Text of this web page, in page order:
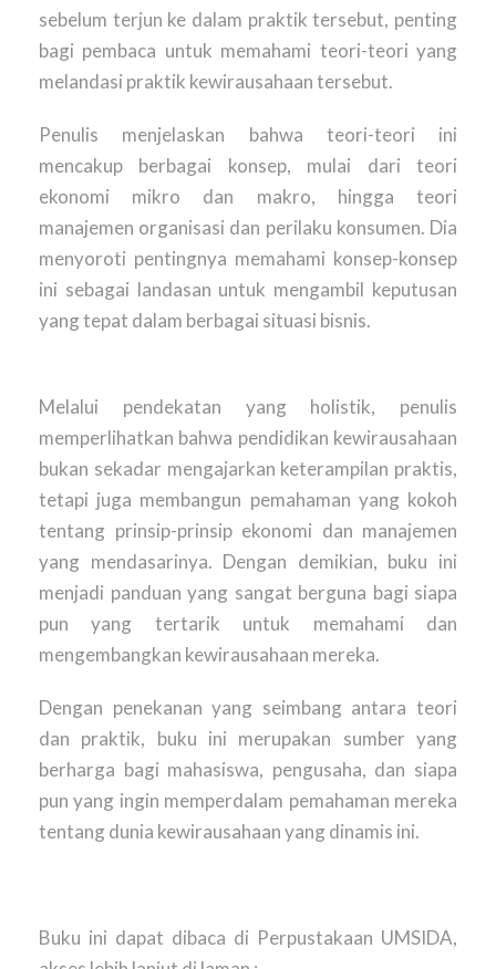
sebelum terjun ke dalam praktik tersebut, penting
bagi pembaca untuk memahami teori-teori yang
melandasi praktik kewirausahaan tersebut.
Penulis menjelaskan bahwa teori-teori ini
mencakup berbagai konsep, mulai dari teori
ekonomi mikro dan makro, hingga teori
manajemen organisasi dan perilaku konsumen. Dia
menyoroti pentingnya memahami konsep-konsep
ini sebagai landasan untuk mengambil keputusan
yang tepat dalam berbagai situasi bisnis.
Melalui pendekatan yang holistik, penulis
memperlihatkan bahwa pendidikan kewirausahaan
bukan sekadar mengajarkan keterampilan praktis,
tetapi juga membangun pemahaman yang kokoh
tentang prinsip-prinsip ekonomi dan manajemen
yang mendasarinya. Dengan demikian, buku ini
menjadi panduan yang sangat berguna bagi siapa
pun yang tertarik untuk memahami dan
mengembangkan kewirausahaan mereka.
Dengan penekanan yang seimbang antara teori
dan praktik, buku ini merupakan sumber yang
berharga bagi mahasiswa, pengusaha, dan siapa
pun yang ingin memperdalam pemahaman mereka
tentang dunia kewirausahaan yang dinamis ini.
Buku ini dapat dibaca di Perpustakaan UMSIDA,